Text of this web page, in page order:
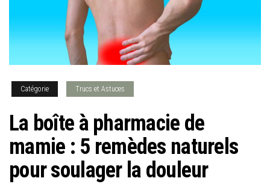
Catégorie Trucs et Astuces
La boîte à pharmacie de
mamie : 5 remèdes naturels
pour soulager la douleur